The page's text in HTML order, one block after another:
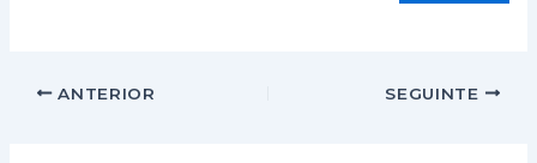
ANTERIOR SEGUINTE